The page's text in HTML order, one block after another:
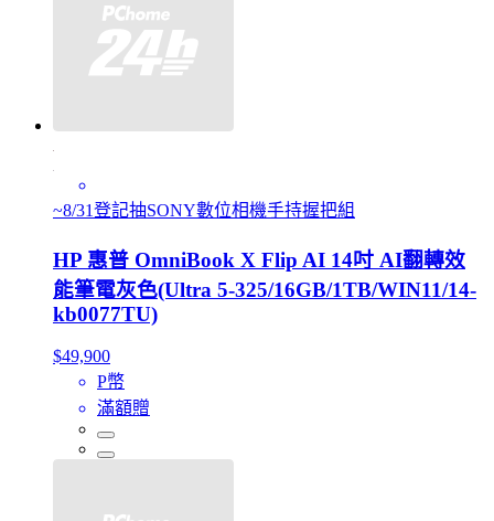
~8/31登記抽SONY數位相機手持握把組
HP 惠普 OmniBook X Flip AI 14吋 AI翻轉效
能筆電灰色(Ultra 5-325/16GB/1TB/WIN11/14-
kb0077TU)
$49,900
P幣
滿額贈